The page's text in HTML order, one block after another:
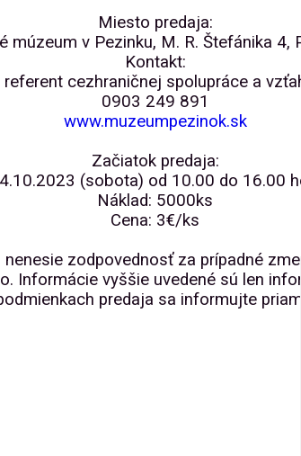
Miesto predaja:
múzeum v Pezinku, M. R. Štefánika 4,
Kontakt:
referent cezhraničnej spolupráce a
0903 249 891
www.muzeumpezinok.sk
Začiatok predaja:
(sobota) od 10.00 do 16.00
Náklad: 5000ks
Cena: 3€/ks
zodpovednosť za prípadné
Informácie vyššie uvedené sú len
predaja sa informujte